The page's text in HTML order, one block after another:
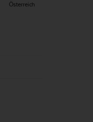
Österreich